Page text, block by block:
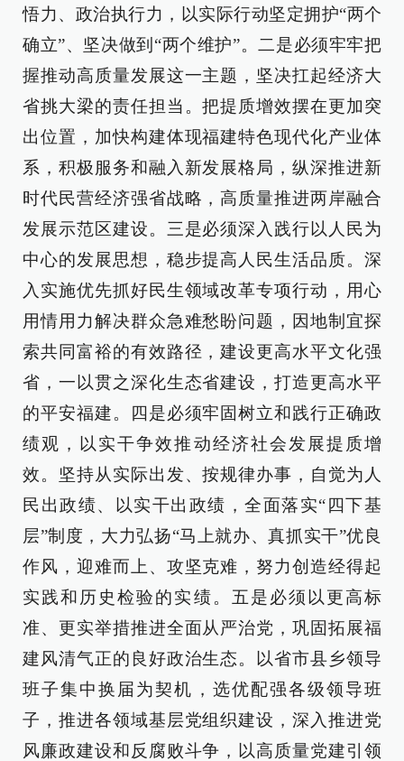
悟力、政治执行力，以实际行动坚定拥护“两个
确立”、坚决做到“两个维护”。二是必须牢牢把
握推动高质量发展这一主题，坚决扛起经济大
省挑大梁的责任担当。把提质增效摆在更加突
出位置，加快构建体现福建特色现代化产业体
系，积极服务和融入新发展格局，纵深推进新
时代民营经济强省战略，高质量推进两岸融合
发展示范区建设。三是必须深入践行以人民为
中心的发展思想，稳步提高人民生活品质。深
入实施优先抓好民生领域改革专项行动，用心
用情用力解决群众急难愁盼问题，因地制宜探
索共同富裕的有效路径，建设更高水平文化强
省，一以贯之深化生态省建设，打造更高水平
的平安福建。四是必须牢固树立和践行正确政
绩观，以实干争效推动经济社会发展提质增
效。坚持从实际出发、按规律办事，自觉为人
民出政绩、以实干出政绩，全面落实“四下基
层”制度，大力弘扬“马上就办、真抓实干”优良
作风，迎难而上、攻坚克难，努力创造经得起
实践和历史检验的实绩。五是必须以更高标
准、更实举措推进全面从严治党，巩固拓展福
建风清气正的良好政治生态。以省市县乡领导
班子集中换届为契机，选优配强各级领导班
子，推进各领域基层党组织建设，深入推进党
风廉政建设和反腐败斗争，以高质量党建引领